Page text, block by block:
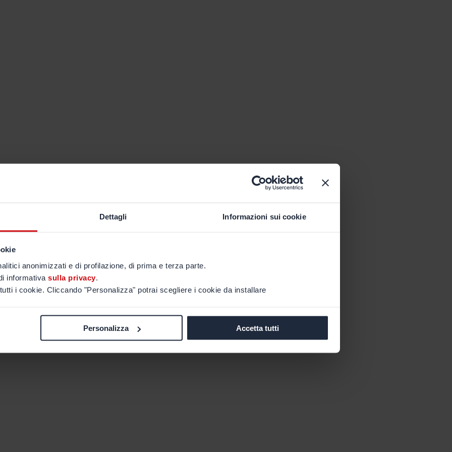
Dettagli Informazioni sui cookie
anonimizzati e di profilazione, di prima e terza parte.
informativa sulla privacy.
i cookie. Cliccando "Personalizza" potrai scegliere i cookie da installare
Personalizza Accetta tutti